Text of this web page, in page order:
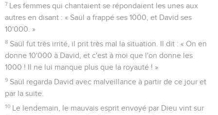
7 Les femmes qui chantaient se répondaient les unes aux
autres en disant : « Saül a frappé ses 1000, et David ses
10'000. »
8 Saül fut très irrité, il prit très mal la situation. Il dit : « On en
donne 10'000 à David, et c'est à moi que l'on donne les
1000 ! Il ne lui manque plus que la royauté ! »
9 Saül regarda David avec malveillance à partir de ce jour et
par la suite.
10 Le lendemain, le mauvais esprit envoyé par Dieu vint sur